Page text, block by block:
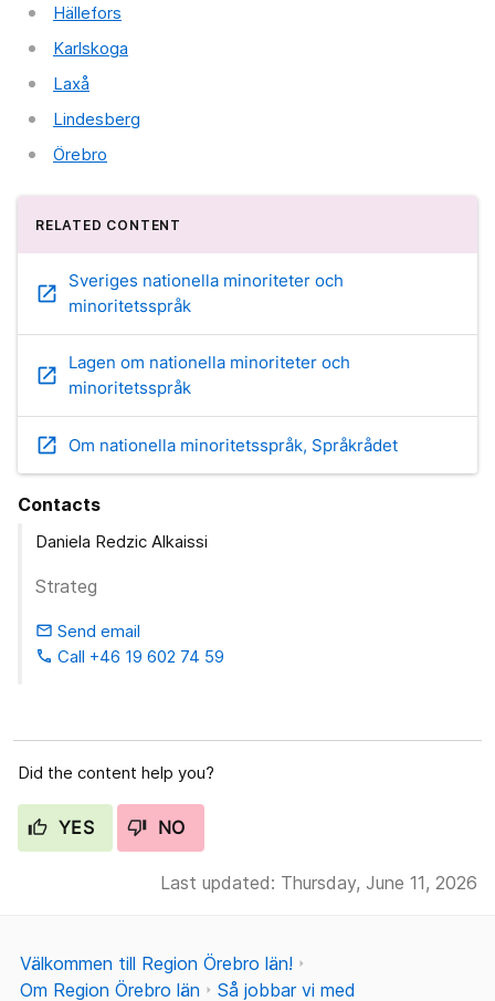
Hällefors
Karlskoga
Laxå
Lindesberg
Örebro
RELATED CONTENT
open_in_new
Sveriges nationella minoriteter och
minoritetsspråk
open_in_new
Lagen om nationella minoriteter och
minoritetsspråk
open_in_new Om nationella minoritetsspråk, Språkrådet
Contacts
Daniela Redzic Alkaissi
Strateg
email Send email
phone Call +46 19 602 74 59
Did the content help you?
YES NO
Last updated: Thursday, June 11, 2026
Välkommen till Region Örebro län!
Om Region Örebro län
Så jobbar vi med